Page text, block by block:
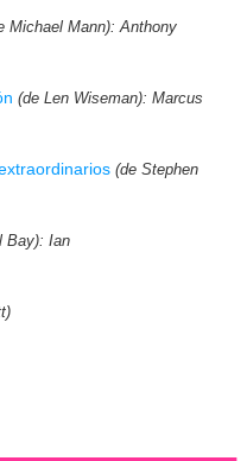
Michael Mann): Anthony
(de Len Wiseman): Marcus
(de Stephen
Bay): Ian